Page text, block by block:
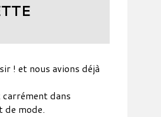
! et nous avions déjà
carrément dans
de mode.